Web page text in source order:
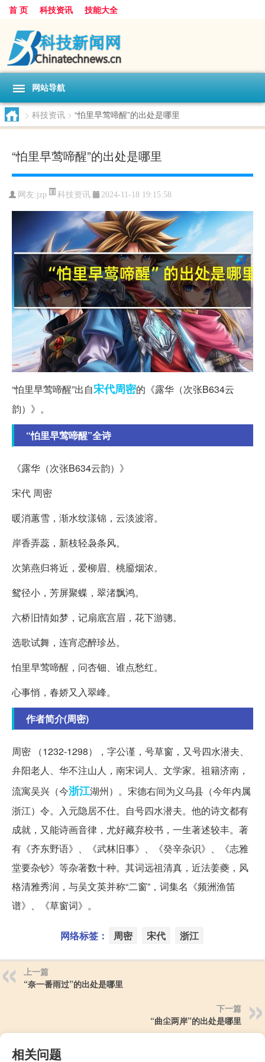
首 页 科技资讯 技能大全
网站导航
> 科技资讯 > “怕里早莺啼醒”的出处是哪里
“怕里早莺啼醒”的出处是哪里
网友:jzp 科技资讯 2024-11-18 19:15:58
“怕里早莺啼醒”出自宋代周密的《露华（次张B634云
韵）》。
“怕里早莺啼醒”全诗
《露华（次张B634云韵）》
宋代 周密
暖消蕙雪，渐水纹漾锦，云淡波溶。
岸香弄蕊，新枝轻袅条风。
次第燕归将近，爱柳眉、桃靥烟浓。
鸳径小，芳屏聚蝶，翠渚飘鸿。
六桥旧情如梦，记扇底宫眉，花下游骢。
选歌试舞，连宵恋醉珍丛。
怕里早莺啼醒，问杏钿、谁点愁红。
心事悄，春娇又入翠峰。
作者简介(周密)
周密 （1232-1298），字公谨，号草窗，又号四水潜夫、
弁阳老人、华不注山人，南宋词人、文学家。祖籍济南，
流寓吴兴（今浙江湖州）。宋德右间为义乌县（今年内属
浙江）令。入元隐居不仕。自号四水潜夫。他的诗文都有
成就，又能诗画音律，尤好藏弃校书，一生著述较丰。著
有《齐东野语》、《武林旧事》、《癸辛杂识》、《志雅
堂要杂钞》等杂著数十种。其词远祖清真，近法姜夔，风
格清雅秀润，与吴文英并称“二窗”，词集名《频洲渔笛
谱》、《草窗词》。
网络标签： 周密 宋代 浙江
上一篇
“奈一番雨过”的出处是哪里
下一篇
“曲尘两岸”的出处是哪里
相关问题